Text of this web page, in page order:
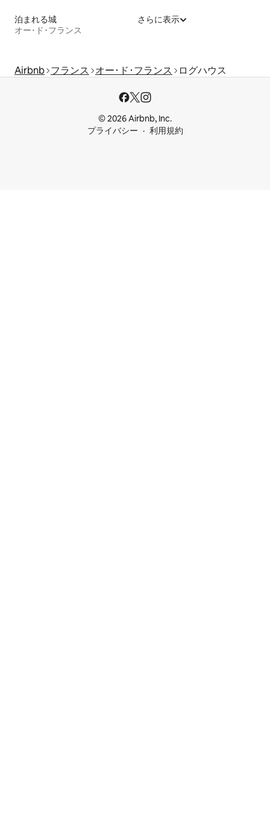
泊まれる城
オー･ド･フランス
さらに表示
Airbnb フランス オー･ド･フランス ログハウス
© 2026 Airbnb, Inc.
プライバシー
利用規約